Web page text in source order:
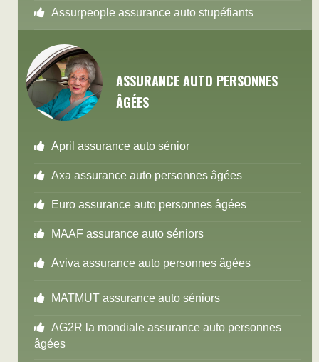
Assurpeople assurance auto stupéfiants
ASSURANCE AUTO PERSONNES
ÂGÉES
April assurance auto sénior
Axa assurance auto personnes âgées
Euro assurance auto personnes âgées
MAAF assurance auto séniors
Aviva assurance auto personnes âgées
MATMUT assurance auto séniors
AG2R la mondiale assurance auto personnes
âgées